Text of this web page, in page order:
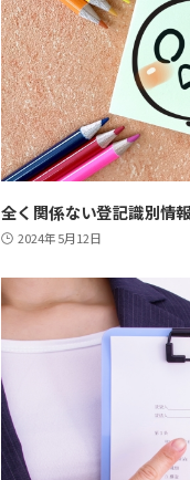
全く関係ない登記識別情
2024年5月12日